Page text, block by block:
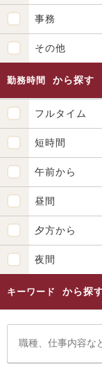
事務
その他
勤務時間 から探す
フルタイム
短時間
午前から
昼間
夕方から
夜間
キーワード から探